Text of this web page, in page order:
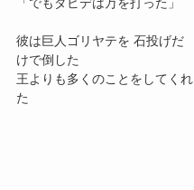
彼は巨人ゴリヤテを 石投げだ
けで倒した
王よりも多くのことをしてくれ
た